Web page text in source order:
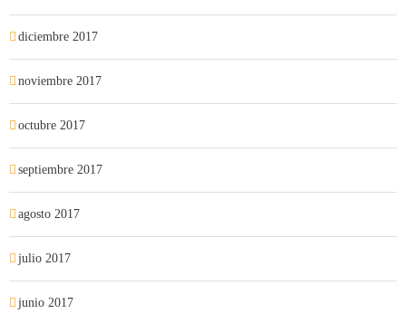
diciembre 2017
noviembre 2017
octubre 2017
septiembre 2017
agosto 2017
julio 2017
junio 2017